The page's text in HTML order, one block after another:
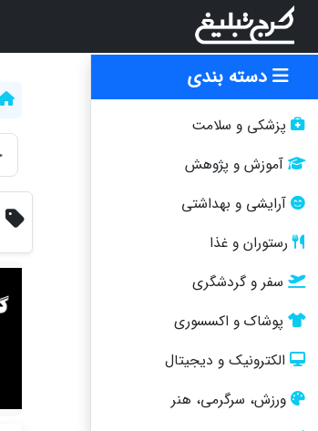
دسته بندی
پزشکی و سلامت
آموزش و پژوهش
آرایشی و بهداشتی
رستوران و غذا
سفر و گردشگری
پوشاک و اکسسوری
الکترونیک و دیجیتال
ورزش، سرگرمی، هنر